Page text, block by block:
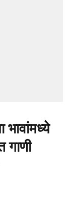
गाणी